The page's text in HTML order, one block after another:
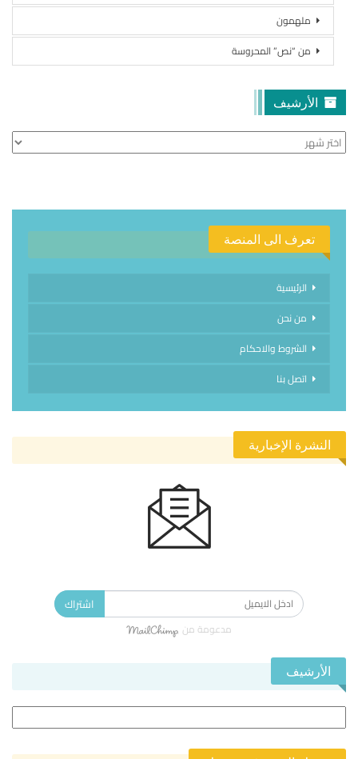
ملهمون
من “نص” المحروسة
الأرشيف
الأرشيف
تعرف الى المنصة
الرئيسية
من نحن
الشروط والاحكام
اتصل بنا
النشرة الإخبارية
اشتراك
مدعومة من
الأرشيف